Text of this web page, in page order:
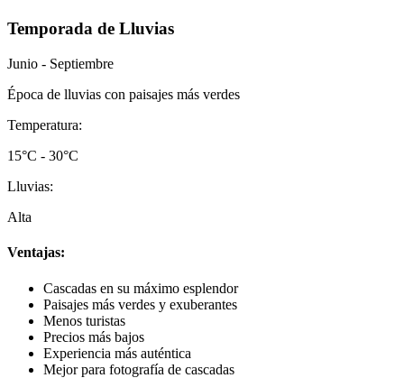
Temporada de Lluvias
Junio - Septiembre
Época de lluvias con paisajes más verdes
Temperatura:
15°C - 30°C
Lluvias:
Alta
Ventajas:
Cascadas en su máximo esplendor
Paisajes más verdes y exuberantes
Menos turistas
Precios más bajos
Experiencia más auténtica
Mejor para fotografía de cascadas